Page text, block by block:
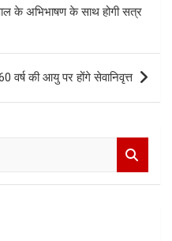
के अभिभाषण के साथ होगी सत्र
वर्ष की आयु पर होंगे सेवानिवृत्त